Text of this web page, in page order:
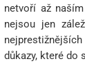
netvoří až
nejsou jen
důkazy, které do